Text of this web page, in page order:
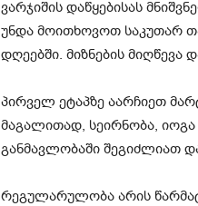
ვარჯიშის დაწყებისას
უნდა მოითხოვოთ საკუთარ
დღეებში. მიზნების მიღწევა
პირველ ეტაპზე აარჩიეთ
მაგალითად, სეირნობა, იოგა
განმავლობაში შეგიძლიათ
რეგულარულობა არის